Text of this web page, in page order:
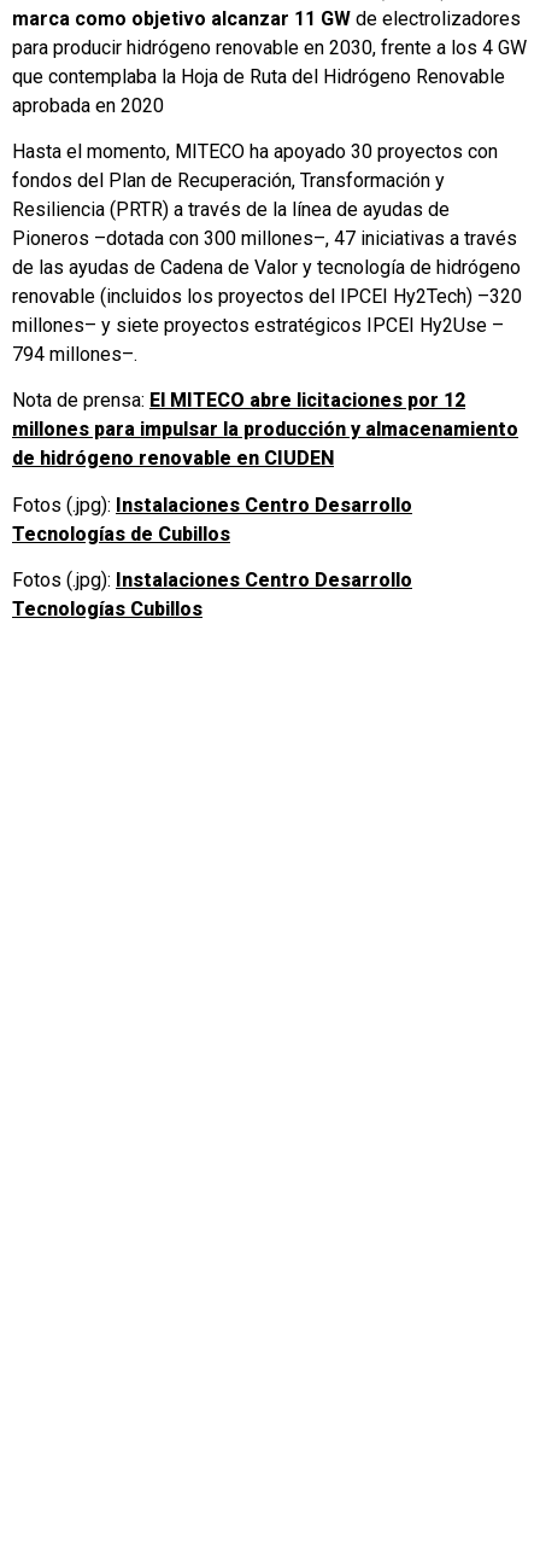
marca como objetivo alcanzar 11 GW de electrolizadores
para producir hidrógeno renovable en 2030, frente a los 4 GW
que contemplaba la Hoja de Ruta del Hidrógeno Renovable
aprobada en 2020
Hasta el momento, MITECO ha apoyado 30 proyectos con
fondos del Plan de Recuperación, Transformación y
Resiliencia (PRTR) a través de la línea de ayudas de
Pioneros –dotada con 300 millones–, 47 iniciativas a través
de las ayudas de Cadena de Valor y tecnología de hidrógeno
renovable (incluidos los proyectos del IPCEI Hy2Tech) –320
millones– y siete proyectos estratégicos IPCEI Hy2Use –
794 millones–.
Nota de prensa: El MITECO abre licitaciones por 12
millones para impulsar la producción y almacenamiento
de hidrógeno renovable en CIUDEN
Fotos (.jpg): Instalaciones Centro Desarrollo
Tecnologías de Cubillos
Fotos (.jpg): Instalaciones Centro Desarrollo
Tecnologías Cubillos